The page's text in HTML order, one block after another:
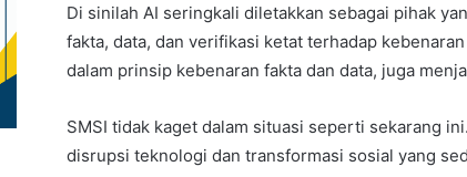
Di sinilah AI seringkali diletakkan sebagai pihak
fakta, data, dan verifikasi ketat terhadap
dalam prinsip kebenaran fakta dan data, juga
SMSI tidak kaget dalam situasi seperti sekarang
disrupsi teknologi dan transformasi sosial yang